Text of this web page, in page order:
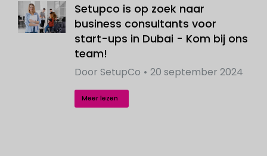
Setupco is op zoek naar
business consultants voor
start-ups in Dubai - Kom bij ons
team!
Door SetupCo 20 september 2024
Meer lezen